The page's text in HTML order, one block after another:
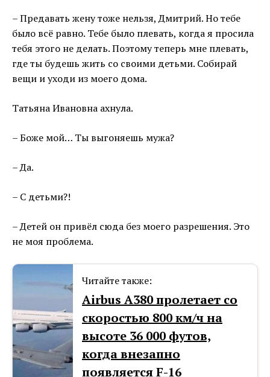
– Предавать жену тоже нельзя, Дмитрий. Но тебе
было всё равно. Тебе было плевать, когда я просила
тебя этого не делать. Поэтому теперь мне плевать,
где ты будешь жить со своими детьми. Собирай
вещи и уходи из моего дома.
Татьяна Ивановна ахнула.
– Боже мой… Ты выгоняешь мужа?
– Да.
– С детьми?!
– Детей он привёл сюда без моего разрешения. Это
не моя проблема.
Читайте также:
Airbus А380 пролетает со
скоростью 800 км/ч на
высоте 36 000 футов,
когда внезапно
появляется F-16